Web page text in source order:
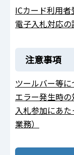
ICカード利用
電子入札対応
注意事項
ツールバー等
エラー発生時
入札参加にあ
業務）